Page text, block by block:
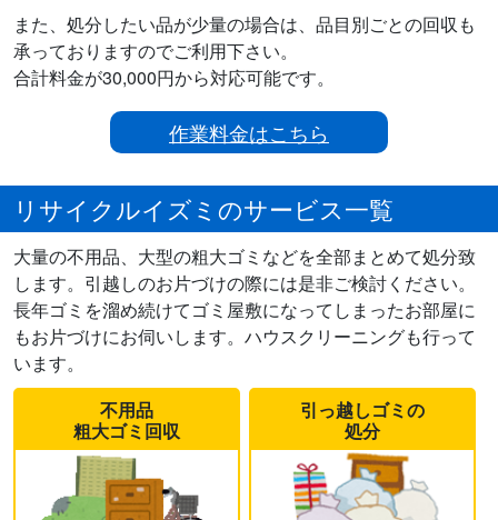
また、処分したい品が少量の場合は、品目別ごとの回収も
承っておりますのでご利用下さい。
合計料金が30,000円から対応可能です。
作業料金はこちら
リサイクルイズミのサービス一覧
大量の不用品、大型の粗大ゴミなどを全部まとめて処分致
します。引越しのお片づけの際には是非ご検討ください。
長年ゴミを溜め続けてゴミ屋敷になってしまったお部屋に
もお片づけにお伺いします。ハウスクリーニングも行って
います。
不用品
粗大ゴミ回収
引っ越しゴミの
処分